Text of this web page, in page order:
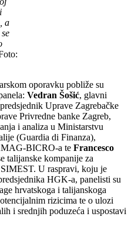
a
oporavku pobliže su
Vedran Šošić, glavni
Uprave Zagrebačke
Privredne banke Zagreb,
i analiza u Ministarstvu
(Guardia di Finanza),
BICRO-a teFrancesco
talijanske kompanije za
U raspravi, koju je
HGK-a, panelisti su
hrvatskoga i talijanskoga
rizicima te o ulozi
i srednjih poduzeća i uspostavi